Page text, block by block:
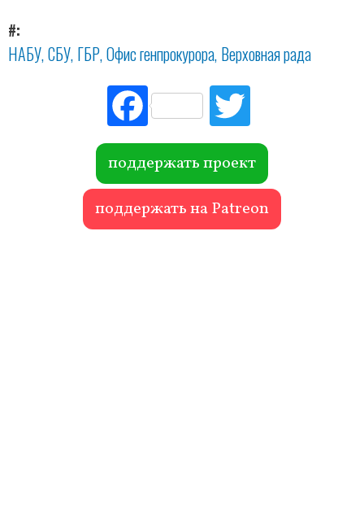
#
НАБУ СБУ ГБР Офис генпрокурора Верховная рада
Fac
ebo
ok r
поддержать проект
поддержать на Patreon